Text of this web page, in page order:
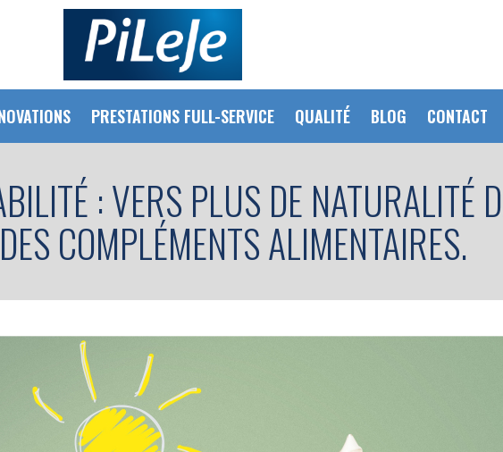
PRESTATIONS FULL-SERVICE QUALITÉ BLOG CONTACT
: VERS PLUS DE NATURALITÉ
COMPLÉMENTS ALIMENTAIRES.